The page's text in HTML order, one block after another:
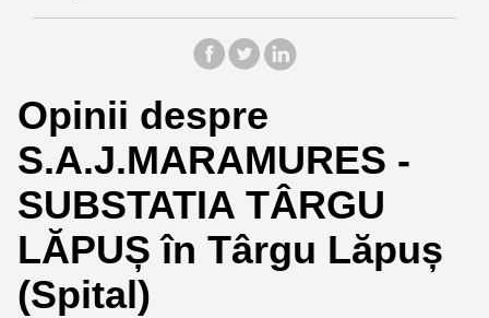
Opinii despre
S.A.J.MARAMURES -
SUBSTATIA TÂRGU
LĂPUȘ în Târgu Lăpuș
(Spital)